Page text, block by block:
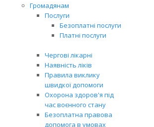
Громадянам
Послуги
Безоплатні послуги
Платні послуги
Чергові лікарні
Наявність ліків
Правила виклику
швидкої допомоги
Охорона здоров'я під
час воєнного стану
Безоплатна правова
допомога в умовах